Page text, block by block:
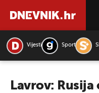
Vijesti Sport
Lavrov: Rusija
PRETRAŽITE VIJESTI